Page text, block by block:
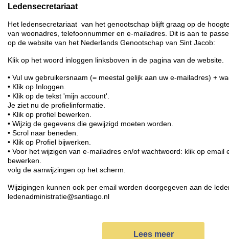
Ledensecretariaat
Het ledensecretariaat van het genootschap blijft graag op de
van woonadres, telefoonnummer en e-mailadres. Dit is aan te
op de website van het Nederlands Genootschap van Sint Jacob:
Klik op het woord inloggen linksboven in de pagina van de website.
• Vul uw gebruikersnaam (= meestal gelijk aan uw e-mailadres) +
• Klik op Inloggen.
• Klik op de tekst 'mijn account'.
Je ziet nu de profielinformatie.
• Klik op profiel bewerken.
• Wijzig de gegevens die gewijzigd moeten worden.
• Scrol naar beneden.
• Klik op Profiel bijwerken.
• Voor het wijzigen van e-mailadres en/of wachtwoord: klik op email
bewerken.
volg de aanwijzingen op het scherm.
Wijzigingen kunnen ook per email worden doorgegeven aan de
ledenadministratie@santiago.nl
Lees meer